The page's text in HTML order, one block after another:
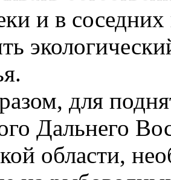
и в
для
Дальнего
области,